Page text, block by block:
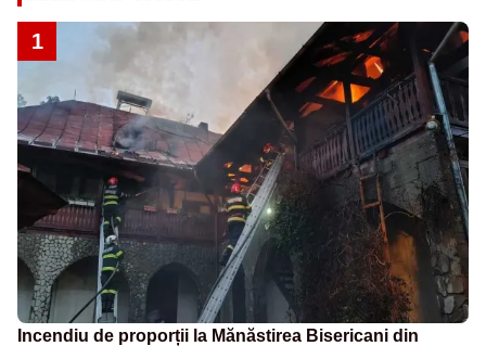
1
Incendiu de proporții la Mănăstirea Bisericani din